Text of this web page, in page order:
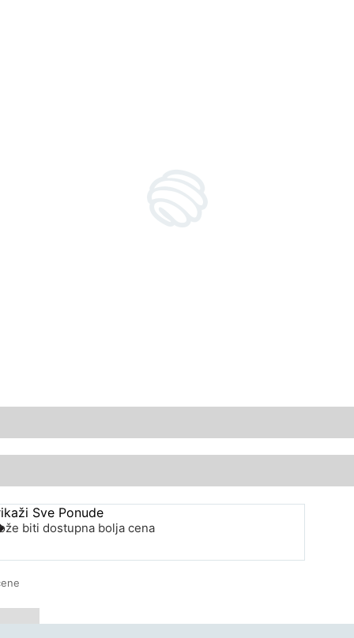
Sve Ponude
biti dostupna bolja cena